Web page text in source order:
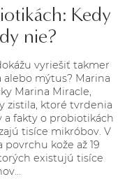
Kedy
nie?
vyriešiť takmer
alebo mýtus? Marina
Marina Miracle,
zistila, ktoré tvrdenia
a fakty o probiotikách
tisíce mikróbov. V
kože až 19
existujú tisíce